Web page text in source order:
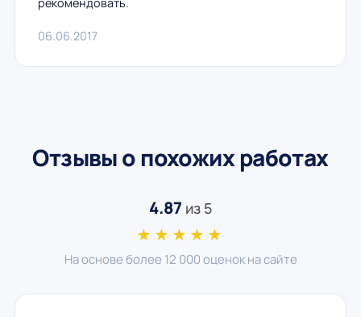
06.06.2017
Отзывы о похожих работах
4.87 из 5
★★★★★
На основе более 12 000 оценок на сайте